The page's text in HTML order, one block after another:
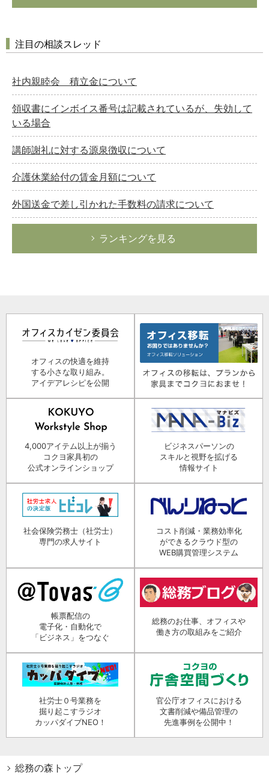
注目の相談スレッド
社内親睦会 積立金について
領収書にインボイス番号は記載されているが、失効して
いる場合
講師謝礼に対する源泉徴収について
介護休業給付の賃金月額について
外国送金で差し引かれた手数料の請求について
ランキングを見る
オフィスの快適を維持
する小さな取り組み。
アイデアレシピを公開
4,000アイテム以上が揃う
コクヨ家具初の
公式オンラインショップ
ビジネスパーソンの
スキルと視野を拡げる
情報サイト
社会保険労務士（社労士）
専門の求人サイト
コスト削減・業務効率化
ができるクラウド型の
WEB購買管理システム
帳票配信の
電子化・自動化で
「ビジネス」をつなぐ
総務のお仕事、オフィスや
働き方の取組みをご紹介
社労士０号業務を
掘り起こすラジオ
カッパダイブNEO！
官公庁オフィスにおける
文書削減や備品管理の
先進事例を公開中！
総務の森トップ